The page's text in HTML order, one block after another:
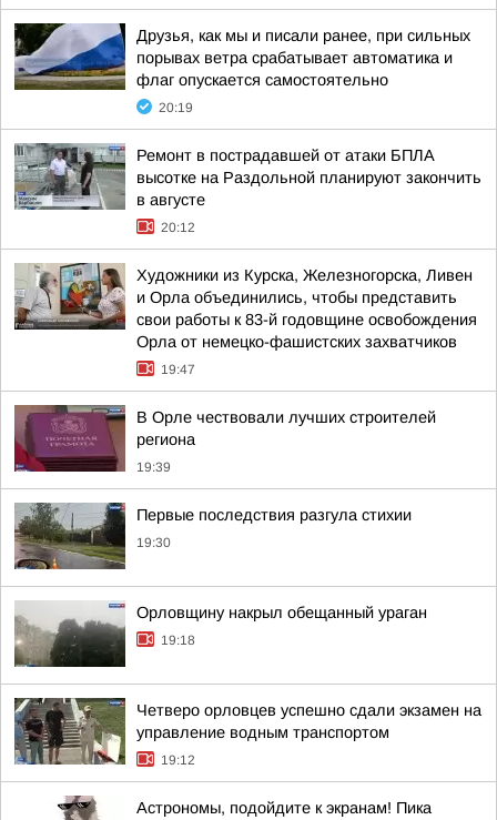
Друзья, как мы и писали ранее, при сильных
порывах ветра срабатывает автоматика и
флаг опускается самостоятельно
20:19
Ремонт в пострадавшей от атаки БПЛА
высотке на Раздольной планируют закончить
в августе
20:12
Художники из Курска, Железногорска, Ливен
и Орла объединились, чтобы представить
свои работы к 83-й годовщине освобождения
Орла от немецко-фашистских захватчиков
19:47
В Орле чествовали лучших строителей
региона
19:39
Первые последствия разгула стихии
19:30
Орловщину накрыл обещанный ураган
19:18
Четверо орловцев успешно сдали экзамен на
управление водным транспортом
19:12
Астрономы, подойдите к экранам! Пика